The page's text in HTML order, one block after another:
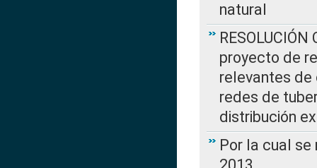
natural
proyecto de
relevantes de
redes de
distribución
Por la cual se